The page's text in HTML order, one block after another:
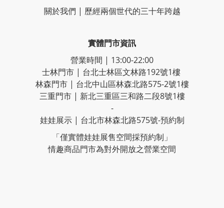
關於我們 | 歷經兩個世代的三十年跨越
實體門市資訊
營業時間 | 13:00-22:00
士林門市 | 台北士林區文林路192號1樓
林森門市 | 台北中山區林森北路575-2號1樓
三重門市 | 新北三重區三和路二段8號1樓
-
娃娃展示 | 台北市林森北路575號-預約制
「僅實體娃娃展售空間採預約制」
情趣商品門市為對外開放之營業空間